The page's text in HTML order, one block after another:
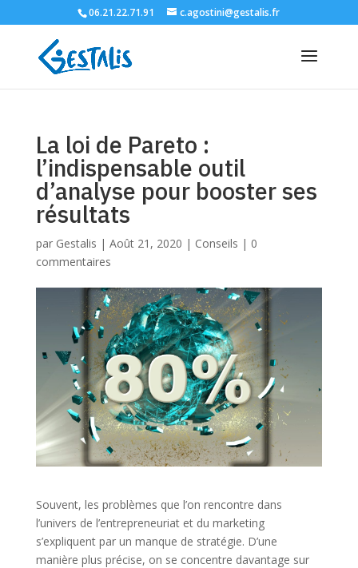
06.21.22.71.91 c.agostini@gestalis.fr
La loi de Pareto :
l’indispensable outil
d’analyse pour booster ses
résultats
par Gestalis | Août 21, 2020 | Conseils | 0
commentaires
Souvent, les problèmes que l’on rencontre dans
l’univers de l’entrepreneuriat et du marketing
s’expliquent par un manque de stratégie. D’une
manière plus précise, on se concentre davantage sur